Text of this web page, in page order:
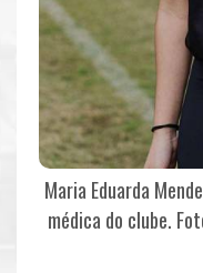
Maria Eduarda
médica do clube.